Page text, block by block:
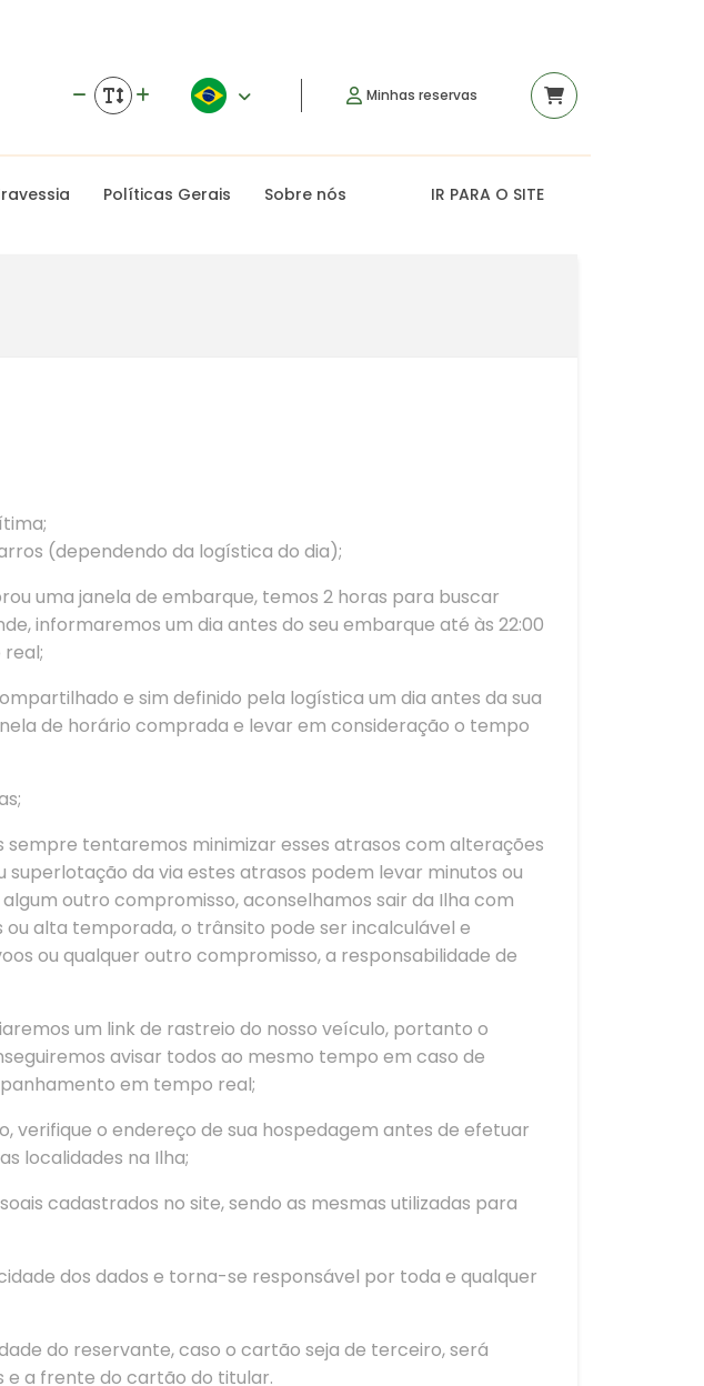
Minhas reservas
Políticas Gerais Sobre nós IR PARA O SITE
(dependendo da logística do dia);
uma janela de embarque, temos 2 horas para buscar
informaremos um dia antes do seu embarque até às 22:00
e sim definido pela logística um dia antes da sua
de horário comprada e levar em consideração o tempo
tentaremos minimizar esses atrasos com alterações
superlotação da via estes atrasos podem levar minutos ou
outro compromisso, aconselhamos sair da Ilha com
alta temporada, o trânsito pode ser incalculável e
ou qualquer outro compromisso, a responsabilidade de
um link de rastreio do nosso veículo, portanto o
avisar todos ao mesmo tempo em caso de
em tempo real;
verifique o endereço de sua hospedagem antes de efetuar
localidades na Ilha;
cadastrados no site, sendo as mesmas utilizadas para
dos dados e torna-se responsável por toda e qualquer
do reservante, caso o cartão seja de terceiro, será
e a frente do cartão do titular.